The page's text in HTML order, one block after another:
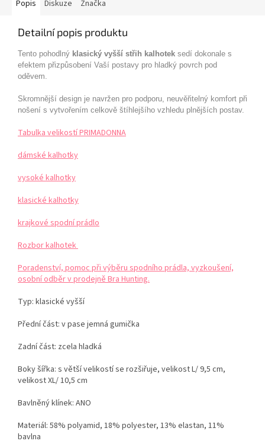
Popis Diskuze Značka
Detailní popis produktu
Tento pohodlný klasický vyšší střih kalhotek sedí dokonale s
efektem přizpůsobení Vaší postavy pro hladký povrch pod
oděvem.
Skromnější design je navržen pro podporu, neuvěřitelný komfort při
nošení s vytvořením celkově štíhlejšího vzhledu plnějších postav.
Tabulka velikostí PRIMADONNA
dámské kalhotky
vysoké kalhotky
klasické kalhotky
krajkové spodní prádlo
Rozbor kalhotek
Poradenství, pomoc při výběru spodního prádla, vyzkoušení,
osobní odběr v prodejně Bra Hunting.
Typ: klasické vyšší
Přední část: v pase jemná gumička
Zadní část: zcela hladká
Boky šířka: s větší velikostí se rozšiřuje, velikost L/ 9,5 cm,
velikost XL/ 10,5 cm
Bavlněný klínek: ANO
Materiál: 58% polyamid, 18% polyester, 13% elastan, 11%
bavlna